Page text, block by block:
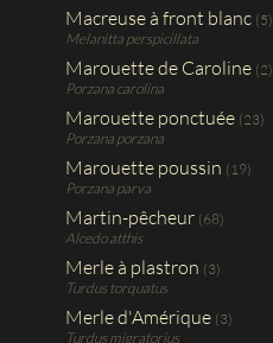
Macreuse à front blanc (5)
Melanitta perspicillata
Marouette de Caroline (2)
Porzana carolina
Marouette ponctuée (23)
Porzana porzana
Marouette poussin (19)
Porzana parva
Martin-pêcheur (68)
Alcedo atthis
Merle à plastron (3)
Turdus torquatus
Merle d'Amérique (3)
Turdus migratorius